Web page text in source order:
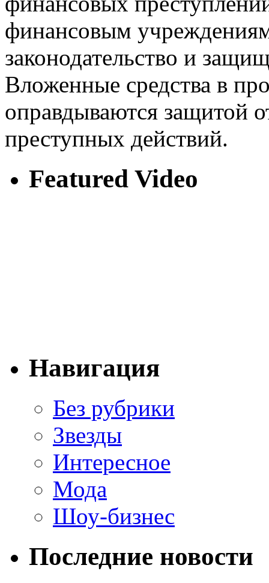
финансовым
законодательство и
Вложенные средства в
оправдываются защитой
преступных действий.
Featured Video
Навигация
Без рубрики
Звезды
Интересное
Мода
Шоу-бизнес
Последние новости